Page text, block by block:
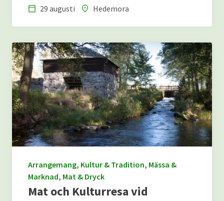
29 augusti
Hedemora
Arrangemang, Kultur & Tradition, Mässa &
Marknad, Mat & Dryck
Mat och Kulturresa vid